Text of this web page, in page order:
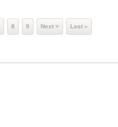
8 9 Next > Last »